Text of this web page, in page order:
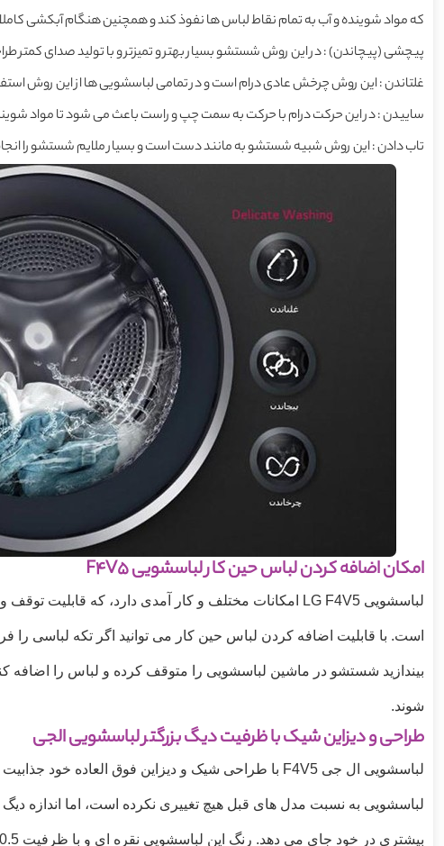
که مواد شوینده و آب به تمام نقاط لباس ها نفوذ کند و همچنین هنگام آبکشی
پیچشی (پیچاندن) : در این روش شستشو بسیار بهتر و تمیزتر و با تولید صدای کمتر
غلتاندن : این روش چرخش عادی درام است و در تمامی لباسشویی ها از این روش
ساییدن : در این حرکت درام با حرکت به سمت چپ و راست باعث می شود تا مواد
تاب دادن : این روش شبیه شستشو به مانند دست است و بسیار ملایم شستشو را
امکان اضافه کردن لباس حین کار لباسشویی F4V5
لباسشویی LG F4V5 امکانات مختلف و کار آمدی دارد، که قابلیت
است. با قابلیت اضافه کردن لباس حین کار می توانید اگر تکه لباسی را
بیندازید شستشو در ماشین لباسشویی را متوقف کرده و لباس را اضافه
شوند.
طراحی و دیزاین شیک با ظرفیت دیگ بزرگتر لباسشویی الجی
لباسشویی ال جی F4V5 با طراحی شیک و دیزاین فوق العاده خود جذابیت
لباسشویی به نسبت مدل های قبل هیچ تغییری نکرده است، اما اندازه
بیشتری در خود جای می دهد. رنگ این لباسشویی نقره ای و با ظرفیت